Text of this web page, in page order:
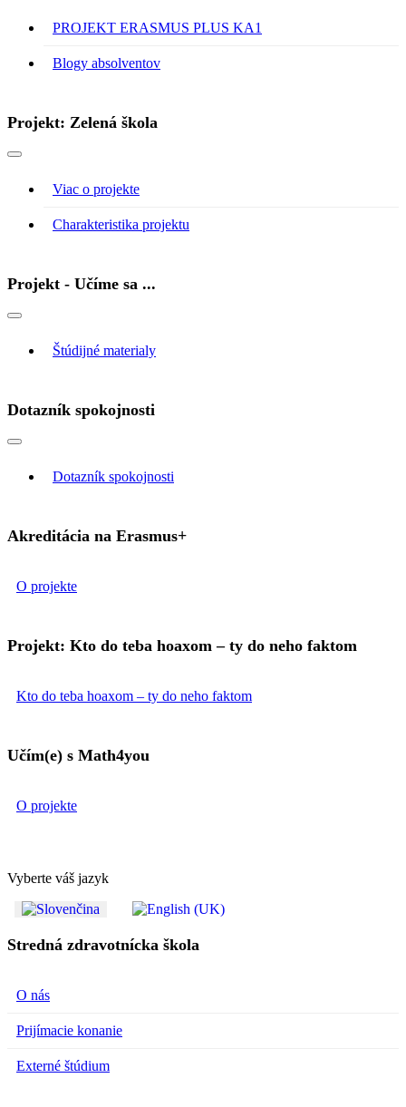
PROJEKT ERASMUS PLUS KA1
Blogy absolventov
Projekt: Zelená škola
Viac o projekte
Charakteristika projektu
Projekt - Učíme sa ...
Štúdijné materialy
Dotazník spokojnosti
Dotazník spokojnosti
Akreditácia na Erasmus+
O projekte
Projekt: Kto do teba hoaxom – ty do neho faktom
Kto do teba hoaxom – ty do neho faktom
Učím(e) s Math4you
O projekte
Vyberte váš jazyk
Stredná zdravotnícka škola
O nás
Prijímacie konanie
Externé štúdium